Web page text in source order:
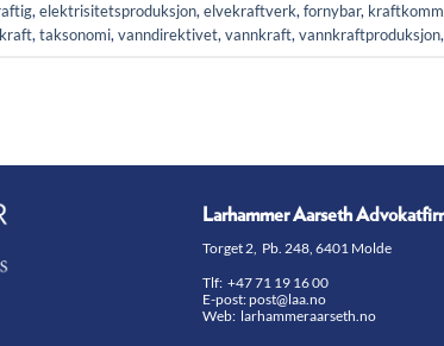
, elektrisitetsproduksjon, elvekraftverk, fornybar,
, taksonomi, vanndirektivet, vannkraft, vannkraftproduksjon,
Larhammer Aarseth
Torget 2, Pb. 248, 6401 Molde
Tlf: +47 71 19 16 00
E-post:post@laa.no
Web: larhammeraarseth.no